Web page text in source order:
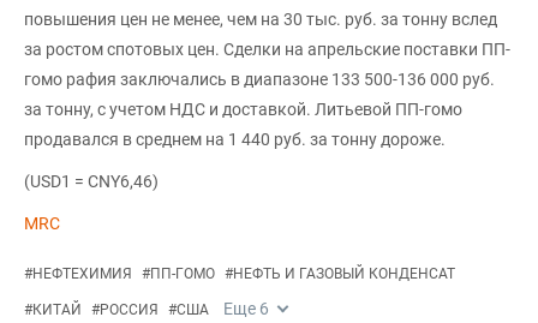
повышения цен не менее, чем на 30 тыс. руб. за тонну вслед
за ростом спотовых цен. Сделки на апрельские поставки ПП-
гомо рафия заключались в диапазоне 133 500-136 000 руб.
за тонну, с учетом НДС и доставкой. Литьевой ПП-гомо
продавался в среднем на 1 440 руб. за тонну дороже.
(USD1 = CNY6,46)
MRC
#НЕФТЕХИМИЯ #ПП-ГОМО #НЕФТЬ И ГАЗОВЫЙ КОНДЕНСАТ
#КИТАЙ #РОССИЯ #США Еще 6